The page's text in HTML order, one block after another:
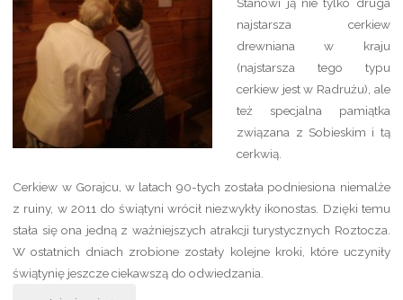
najstarsza cerkiew
drewniana w kraju
(najstarsza tego typu
cerkiew jest w Radrużu), ale
też specjalna pamiątka
związana z Sobieskim i tą
cerkwią.
Cerkiew w Gorajcu, w latach 90-tych została podniesiona niemalże
z ruiny, w 2011 do świątyni wrócił niezwykły ikonostas. Dzięki temu
stała się ona jedną z ważniejszych atrakcji turystycznych Roztocza.
W ostatnich dniach zrobione zostały kolejne kroki, które uczyniły
świątynię jeszcze ciekawszą do odwiedzania.